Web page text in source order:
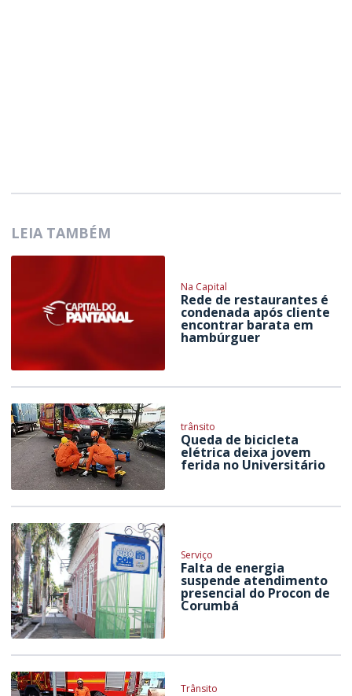
LEIA TAMBÉM
Na Capital
Rede de restaurantes é
condenada após cliente
encontrar barata em
hambúrguer
trânsito
Queda de bicicleta
elétrica deixa jovem
ferida no Universitário
Serviço
Falta de energia
suspende atendimento
presencial do Procon de
Corumbá
Trânsito